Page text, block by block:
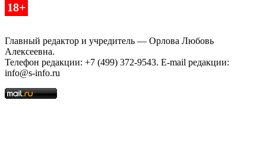
18+
Главный редактор и учредитель — Орлова Любовь
Алексеевна.
Телефон редакции: +7 (499) 372-9543. E-mail редакции:
info@s-info.ru